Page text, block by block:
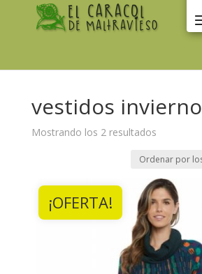
vestidos invierno
Mostrando los 2 resultadosOrdenado
los
últimos
¡OFERTA!